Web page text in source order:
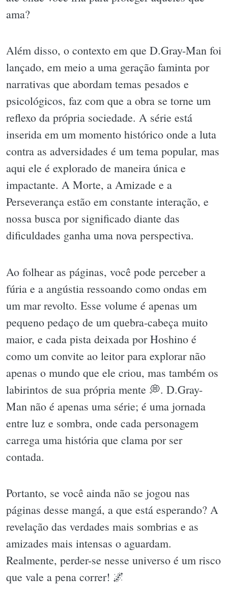
ama?
Além disso, o contexto em que D.Gray-Man foi
lançado, em meio a uma geração faminta por
narrativas que abordam temas pesados e
psicológicos, faz com que a obra se torne um
reflexo da própria sociedade. A série está
inserida em um momento histórico onde a luta
contra as adversidades é um tema popular, mas
aqui ele é explorado de maneira única e
impactante. A Morte, a Amizade e a
Perseverança estão em constante interação, e
nossa busca por significado diante das
dificuldades ganha uma nova perspectiva.
Ao folhear as páginas, você pode perceber a
fúria e a angústia ressoando como ondas em
um mar revolto. Esse volume é apenas um
pequeno pedaço de um quebra-cabeça muito
maior, e cada pista deixada por Hoshino é
como um convite ao leitor para explorar não
apenas o mundo que ele criou, mas também os
labirintos de sua própria mente 💭. D.Gray-
Man não é apenas uma série; é uma jornada
entre luz e sombra, onde cada personagem
carrega uma história que clama por ser
contada.
Portanto, se você ainda não se jogou nas
páginas desse mangá, a que está esperando? A
revelação das verdades mais sombrias e as
amizades mais intensas o aguardam.
Realmente, perder-se nesse universo é um risco
que vale a pena correr! 🌌